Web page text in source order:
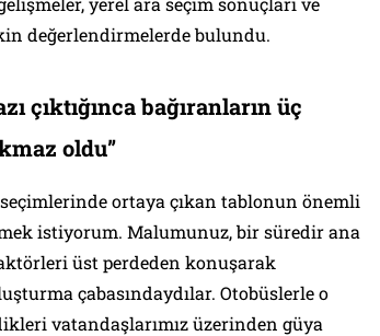
değerlendirmelerde bulundu.
çıktığınca bağıranların üç
oldu”
seçimlerinde ortaya çıkan tablonun önemli
istiyorum. Malumunuz, bir süredir ana
üst perdeden konuşarak
çabasındaydılar. Otobüslerle o
vatandaşlarımız üzerinden güya